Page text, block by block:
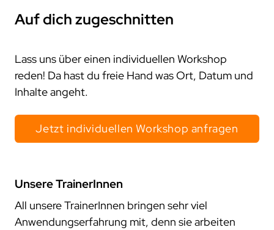
Auf dich zugeschnitten
Lass uns über einen individuellen Workshop
reden! Da hast du freie Hand was Ort, Datum und
Inhalte angeht.
Jetzt individuellen Workshop anfragen
Unsere TrainerInnen
All unsere TrainerInnen bringen sehr viel
Anwendungserfahrung mit, denn sie arbeiten